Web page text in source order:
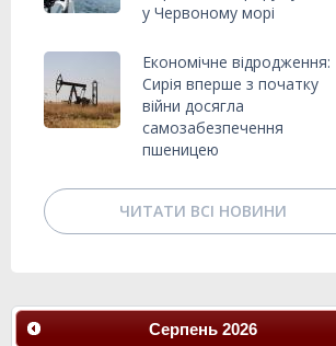
у Червоному морі
Економічне відродження:
Сирія вперше з початку
війни досягла
самозабезпечення
пшеницею
ЧИТАТИ ВСІ НОВИНИ
Серпень 2026